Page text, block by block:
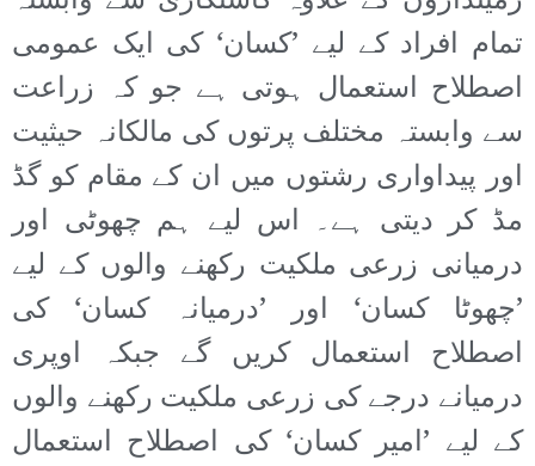
تمام افراد کے لیے ’کسان‘ کی ایک عمومی
اصطلاح استعمال ہوتی ہے جو کہ زراعت
سے وابستہ مختلف پرتوں کی مالکانہ حیثیت
اور پیداواری رشتوں میں ان کے مقام کو گڈ
مڈ کر دیتی ہے۔ اس لیے ہم چھوٹی اور
درمیانی زرعی ملکیت رکھنے والوں کے لیے
’چھوٹا کسان‘ اور ’درمیانہ کسان‘ کی
اصطلاح استعمال کریں گے جبکہ اوپری
درمیانے درجے کی زرعی ملکیت رکھنے والوں
کے لیے ’امیر کسان‘ کی اصطلاح استعمال